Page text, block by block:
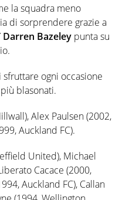
la squadra meno
di sorprendere grazie a
Darren Bazeley punta su
ogni occasione
blasonati.
Alex Paulsen (2002,
Auckland FC).
United), Michael
Cacace (2000,
Auckland FC), Callan